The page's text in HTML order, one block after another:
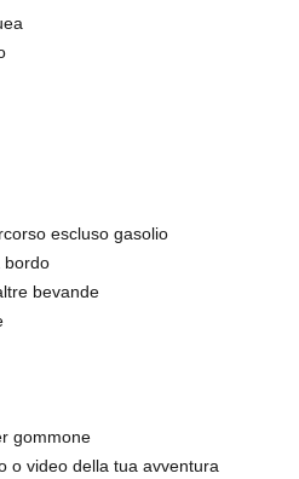
escluso gasolio
bordo
bevande
gommone
o video della tua avventura